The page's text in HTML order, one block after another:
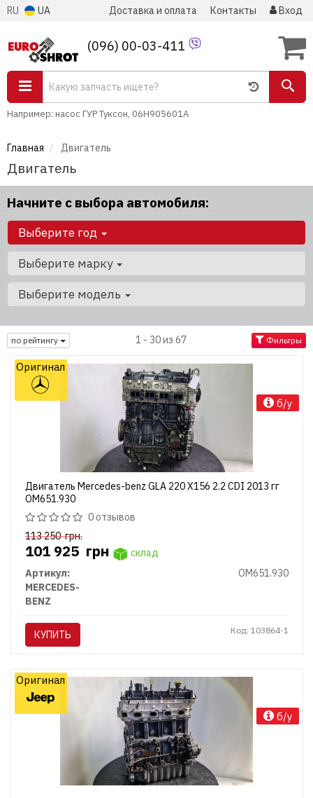
RU UA Доставка и оплата Контакты Вход
(096) 00-03-411
Например: насос ГУР Туксон, 06H905601A
Главная Двигатель
Двигатель
Начните с выбора автомобиля:
Выберите год
Выберите марку
Выберите модель
по рейтингу 1 - 30 из 67 Фильтры
Двигатель Mercedes-benz GLA 220 X156 2.2 CDI 2013 гг
OM651.930
0 отзывов
113 250грн.
101 925 грн
склад
Артикул:
OM651.930
MERCEDES-
BENZ
КУПИТЬ Код: 103864-1
Оригинал
б/у
Оригинал
б/у